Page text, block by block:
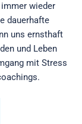
wieder
dauerhafte
uns ernsthaft
und Leben
mit Stress